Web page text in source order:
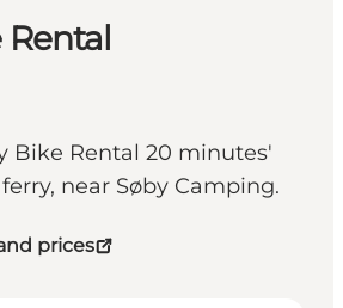
Bike Rental 20 minutes'
near Søby Camping.
prices